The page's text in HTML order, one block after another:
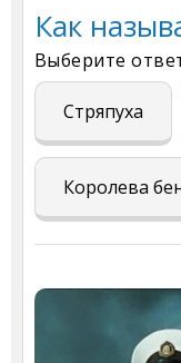
Как
Выберите
Стряпуха
Королева